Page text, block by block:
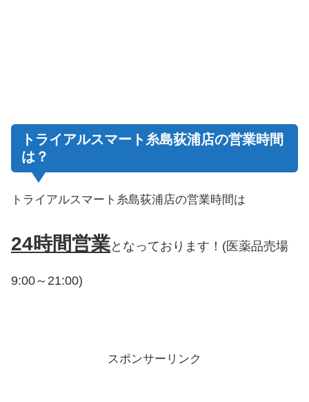
トライアルスマート糸島荻浦店の営業時間
は？
トライアルスマート糸島荻浦店の営業時間は
24時間営業となっております！(医薬品売場
9:00～21:00)
スポンサーリンク